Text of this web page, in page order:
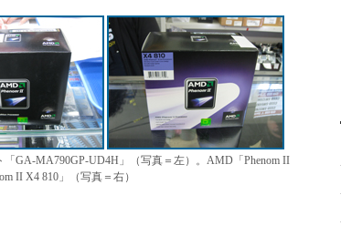
GA-MA790GP-UD4H」（写真＝左）。AMD「Phenom II
II X4 810」（写真＝右）